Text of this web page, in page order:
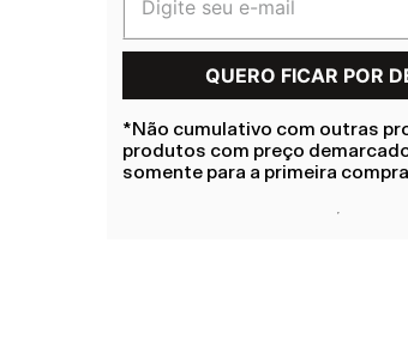
*Não cumulativo com outras
produtos com preço
somente para a primeira